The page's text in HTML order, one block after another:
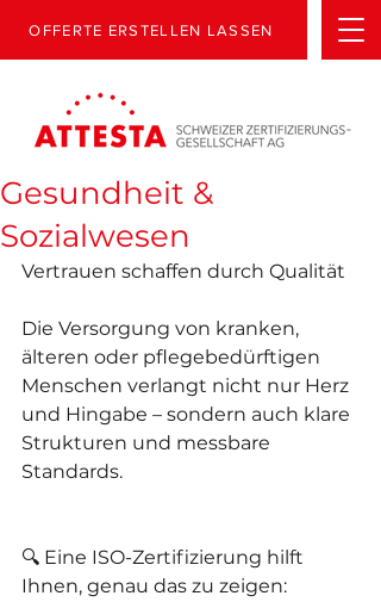
OFFERTE ERSTELLEN LASSEN
Gesundheit &
Sozialwesen
Vertrauen schaffen durch Qualität
Die Versorgung von kranken,
älteren oder pflegebedürftigen
Menschen verlangt nicht nur Herz
und Hingabe – sondern auch klare
Strukturen und messbare
Standards.
🔍 Eine ISO-Zertifizierung hilft
Ihnen, genau das zu zeigen: